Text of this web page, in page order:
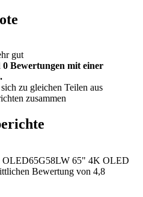
gut
Bewertungen mit einer
zu gleichen Teilen aus
zusammen
OLED65G58LW 65" 4K OLED
Bewertung von 4,8